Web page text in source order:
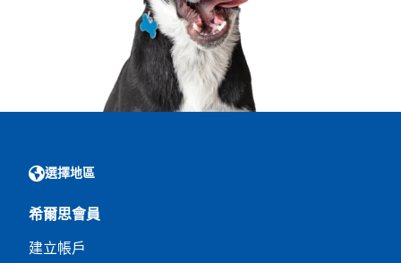
選擇地區
希爾思會員
建立帳戶